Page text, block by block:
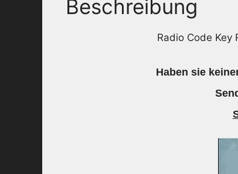
Beschreibung
Radio Code Key
Haben sie